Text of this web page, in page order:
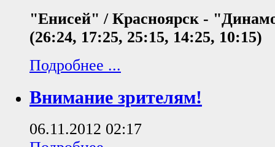
"Енисей" / Красноярск -
(26:24, 17:25, 25:15, 14:25, 10:15)
Подробнее ...
Внимание зрителям!
06.11.2012 02:17